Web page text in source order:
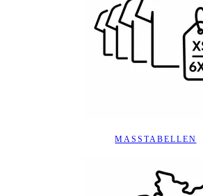
MASSTABELLEN